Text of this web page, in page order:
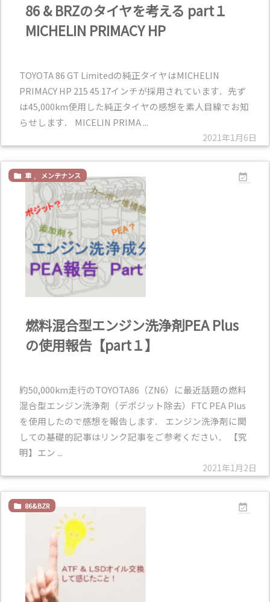
2021年1月6日
86 & BRZのタイヤを考える part１
MICHELIN PRIMACY HP
TOYOTA 86 GT Limitedの純正タイヤはMICHELIN
PRIMACY HP 215 45 17インチが採用されています．先ず
は45,000km使用した純正タイヤの感想を素人目線でお知
らせします． MICELIN PRIMA ...

2021年1月2日
 車 メンテナンス
燃料混合型エンジン洗浄剤PEA Plus
の使用報告【part１】
約50,000km走行のTOYOTA86（ZN6）に最近話題の燃料
混合型エンジン洗浄剤（デポジット除去）FTC PEA Plus
を使用したので感想を報告します． エンジン洗浄剤に関
しての基礎的記事はリンク記事をご参考ください． 【究
明】エン ...

 86&BZR